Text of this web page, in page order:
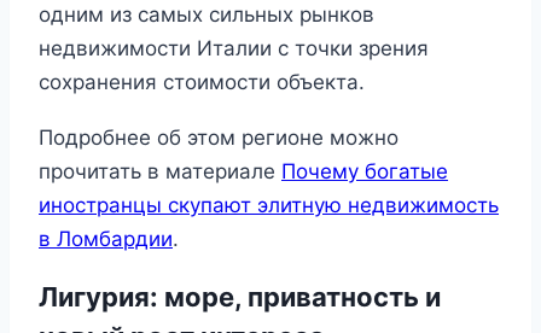
одним из самых сильных рынков
недвижимости Италии с точки зрения
сохранения стоимости объекта.
Подробнее об этом регионе можно
прочитать в материале Почему богатые
иностранцы скупают элитную недвижимость
в Ломбардии.
Лигурия: море, приватность и